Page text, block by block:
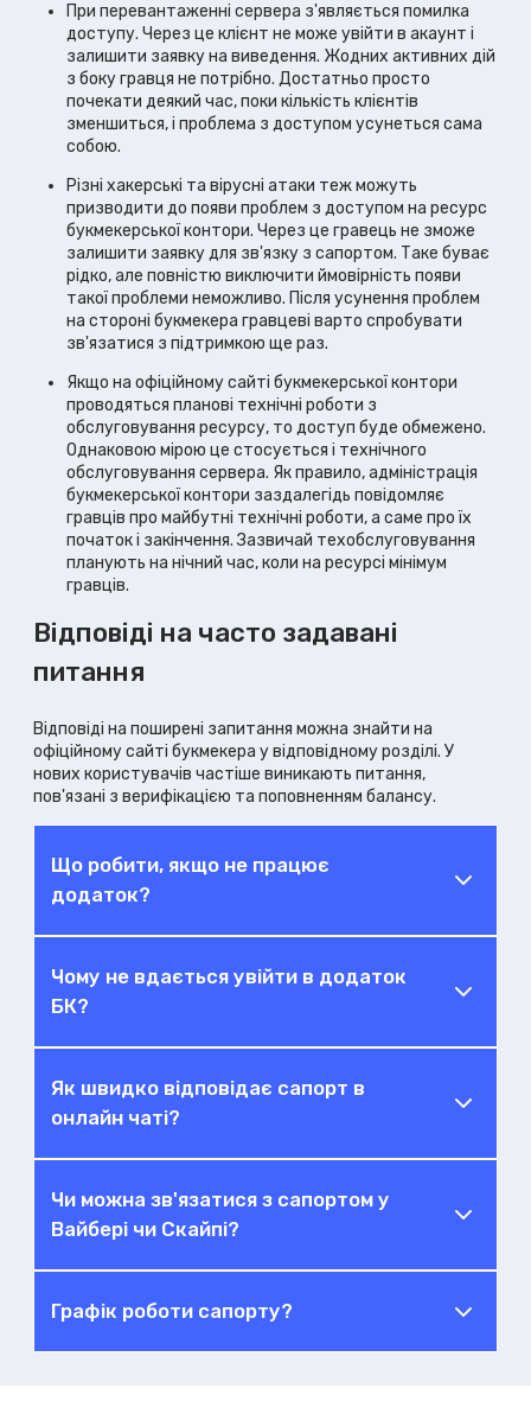
При перевантаженні сервера з'являється помилка
доступу. Через це клієнт не може увійти в акаунт і
залишити заявку на виведення. Жодних активних дій
з боку гравця не потрібно. Достатньо просто
почекати деякий час, поки кількість клієнтів
зменшиться, і проблема з доступом усунеться сама
собою.
Різні хакерські та вірусні атаки теж можуть
призводити до появи проблем з доступом на ресурс
букмекерської контори. Через це гравець не зможе
залишити заявку для зв'язку з сапортом. Таке буває
рідко, але повністю виключити ймовірність появи
такої проблеми неможливо. Після усунення проблем
на стороні букмекера гравцеві варто спробувати
зв'язатися з підтримкою ще раз.
Якщо на офіційному сайті букмекерської контори
проводяться планові технічні роботи з
обслуговування ресурсу, то доступ буде обмежено.
Однаковою мірою це стосується і технічного
обслуговування сервера. Як правило, адміністрація
букмекерської контори заздалегідь повідомляє
гравців про майбутні технічні роботи, а саме про їх
початок і закінчення. Зазвичай техобслуговування
планують на нічний час, коли на ресурсі мінімум
гравців.
Відповіді на часто задавані
питання
Відповіді на поширені запитання можна знайти на
офіційному сайті букмекера у відповідному розділі. У
нових користувачів частіше виникають питання,
пов'язані з верифікацією та поповненням балансу.
Що робити, якщо не працює
додаток?
Чому не вдається увійти в додаток
БК?
Як швидко відповідає сапорт в
онлайн чаті?
Чи можна зв'язатися з сапортом у
Вайбері чи Скайпі?
Графік роботи сапорту?